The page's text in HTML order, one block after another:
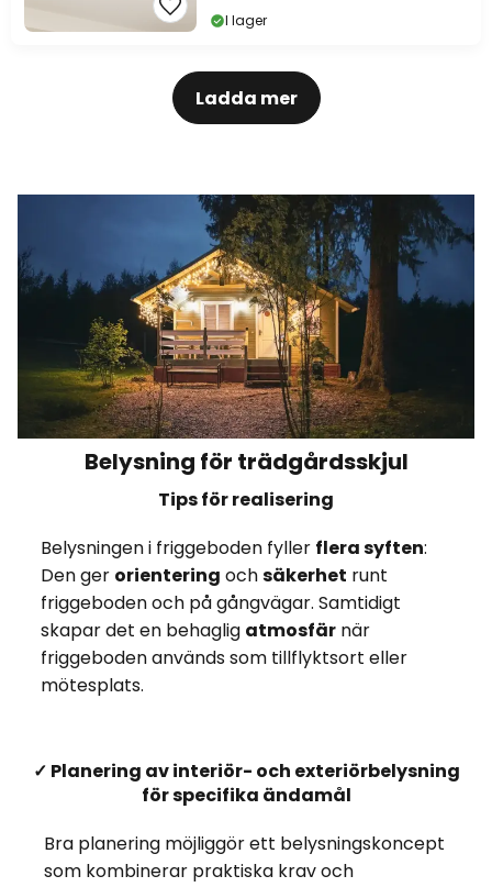
I lager
Ladda mer
Belysning för trädgårdsskjul
Tips för realisering
Belysningen i friggeboden fyller flera syften:
Den ger orientering ochsäkerhet runt
friggeboden och på gångvägar. Samtidigt
skapar det en behaglig atmosfärnär
friggeboden används som tillflyktsort eller
mötesplats.
✓ Planering av interiör- och exteriörbelysning
för specifika ändamål
Bra planering möjliggör ett belysningskoncept
som kombinerar praktiska krav och